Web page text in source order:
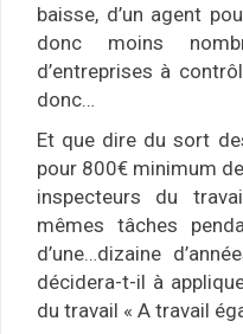
baisse, d’un agent
donc moins
d’entreprises à
donc…
Et que dire du sort
pour 800€ minimum
inspecteurs du
mêmes tâches
d’une…dizaine
décidera-t-il à
du travail « A travail